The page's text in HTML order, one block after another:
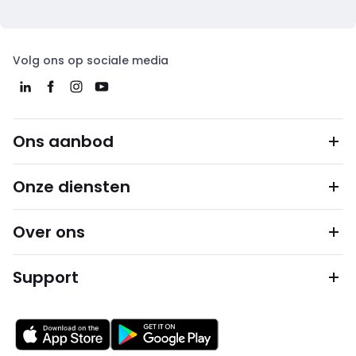
Volg ons op sociale media
Ons aanbod
Onze diensten
Over ons
Support